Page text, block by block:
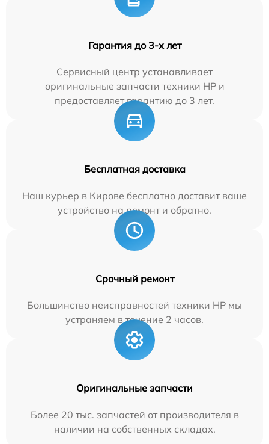
Гарантия до 3-х лет
Сервисный центр устанавливает
оригинальные запчасти техники HP и
предоставляет гарантию до 3 лет.
Бесплатная доставка
Наш курьер в Кирове бесплатно доставит ваше
устройство на ремонт и обратно.
Срочный ремонт
Большинство неисправностей техники HP мы
устраняем в течение 2 часов.
Оригинальные запчасти
Более 20 тыс. запчастей от производителя в
наличии на собственных складах.